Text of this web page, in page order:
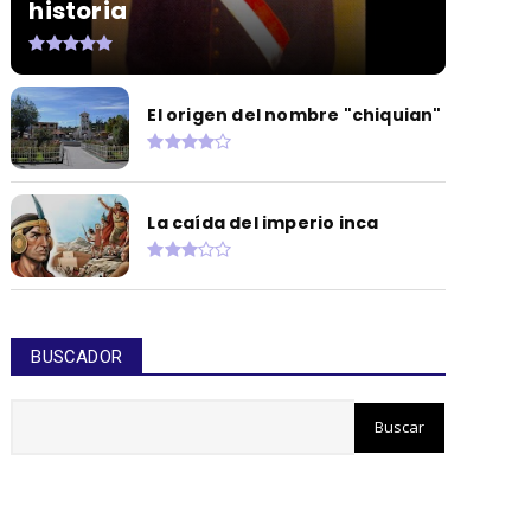
historia
El origen del nombre "chiquian"
La caída del imperio inca
BUSCADOR